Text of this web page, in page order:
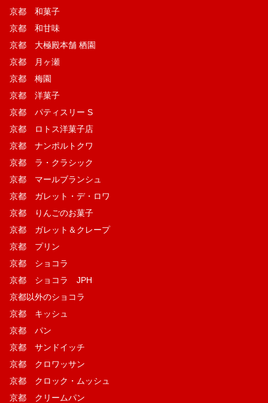
京都 和菓子
京都 和甘味
京都 大極殿本舗 栖園
京都 月ヶ瀬
京都 梅園
京都 洋菓子
京都 パティスリー S
京都 ロトス洋菓子店
京都 ナンポルトクワ
京都 ラ・クラシック
京都 マールブランシュ
京都 ガレット・デ・ロワ
京都 りんごのお菓子
京都 ガレット＆クレープ
京都 プリン
京都 ショコラ
京都 ショコラ JPH
京都以外のショコラ
京都 キッシュ
京都 パン
京都 サンドイッチ
京都 クロワッサン
京都 クロック・ムッシュ
京都 クリームパン